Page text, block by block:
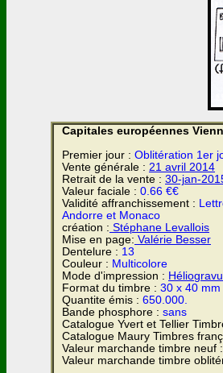
Capitales européennes
Premier jour : Oblitération 1er
Vente générale : 21 avril 2014
Retrait de la vente : 30-jan-
Valeur faciale : 0.66 €€
Validité affranchissement :
Andorre et Monaco
création : Stéphane Levallois
Mise en page: Valérie Besser
Dentelure : 13
Couleur : Multicolore
Mode d'impression :
Format du timbre : 30 x 40 mm
Quantite émis : 650.000.
Bande phosphore : sans
Catalogue Yvert et Tellier
Catalogue Maury Timbres
Valeur marchande timbre neuf :
Valeur marchande timbre